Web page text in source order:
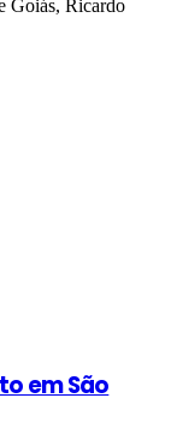
Goiás, Ricardo
em São